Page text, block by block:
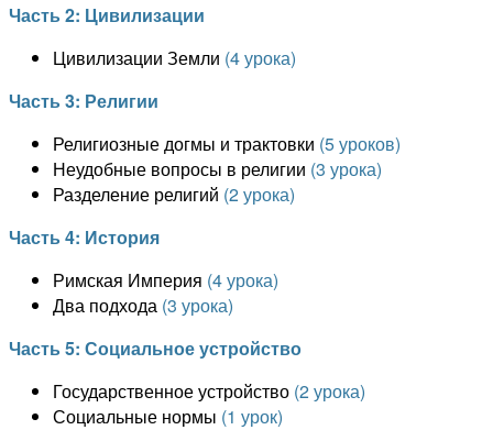
Часть 2: Цивилизации
Цивилизации Земли (4 урока)
Часть 3: Религии
Религиозные догмы и трактовки (5 уроков)
Неудобные вопросы в религии (3 урока)
Разделение религий (2 урока)
Часть 4: История
Римская Империя (4 урока)
Два подхода (3 урока)
Часть 5: Социальное устройство
Государственное устройство (2 урока)
Социальные нормы (1 урок)